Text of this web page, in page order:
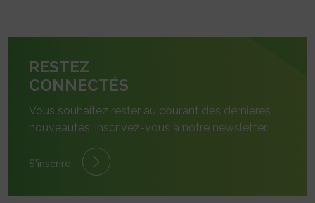
RESTEZ
CONNECTÉS
Vous souhaitez rester au courant des dernières
nouveautés, inscrivez-vous à notre newsletter.
S'inscrire